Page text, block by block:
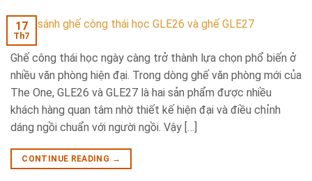
17
Th7
Ghế công thái học ngày càng trở thành lựa chọn phổ biến ở
nhiều văn phòng hiện đại. Trong dòng ghế văn phòng mới của
The One, GLE26 và GLE27 là hai sản phẩm được nhiều
khách hàng quan tâm nhờ thiết kế hiện đại và điều chỉnh
dáng ngồi chuẩn với người ngồi. Vậy […]
CONTINUE READING →